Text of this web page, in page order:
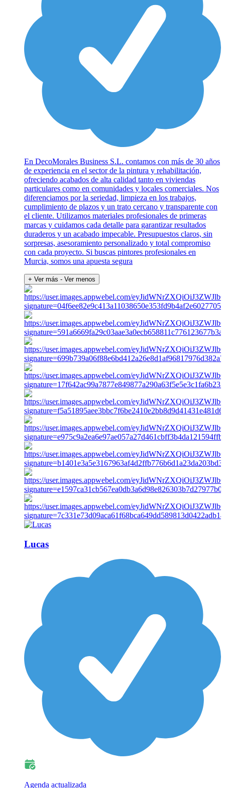
En DecoMorales Business S.L. contamos con más de 30 años
de experiencia en el sector de la pintura y rehabilitación,
ofreciendo acabados de alta calidad tanto en viviendas
particulares como en comunidades y locales comerciales. Nos
diferenciamos por la seriedad, limpieza en los trabajos,
cumplimiento de plazos y un trato cercano y transparente con
el cliente. Utilizamos materiales profesionales de primeras
marcas y cuidamos cada detalle para garantizar resultados
duraderos y un acabado impecable. Presupuestos claros, sin
sorpresas, asesoramiento personalizado y total compromiso
con cada proyecto. Si buscas pintores profesionales en
Murcia, somos una apuesta segura
+ Ver más - Ver menos
Lucas
Agenda actualizada